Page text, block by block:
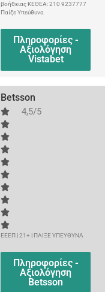
βοήθειας ΚΕΘΕΑ: 210 9237777
Παίξε Υπεύθυνα
Πληροφορίες -
Αξιολόγηση
Vistabet
Betsson
4,5/5
ΕΕΕΠ | 21+ | ΠΑΙΞΕ ΥΠΕΥΘΥΝΑ
Πληροφορίες -
Αξιολόγηση
Betsson